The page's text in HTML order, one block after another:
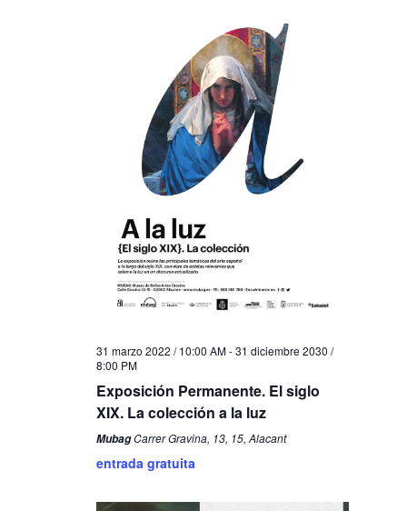
31 marzo 2022 / 10:00 AM-31 diciembre 2030 /
8:00 PM
Exposición Permanente. El siglo
XIX. La colección a la luz
MubagCarrer Gravina, 13, 15, Alacant
entrada gratuita